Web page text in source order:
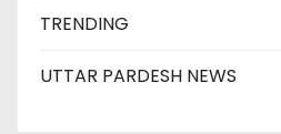
TRENDING
UTTAR PARDESH NEWS